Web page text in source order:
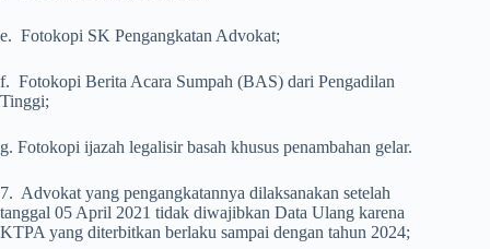
e. Fotokopi SK Pengangkatan Advokat;
f. Fotokopi Berita Acara Sumpah (BAS) dari Pengadilan
Tinggi;
g. Fotokopi ijazah legalisir basah khusus penambahan gelar.
7. Advokat yang pengangkatannya dilaksanakan setelah
tanggal 05 April 2021 tidak diwajibkan Data Ulang karena
KTPA yang diterbitkan berlaku sampai dengan tahun 2024;